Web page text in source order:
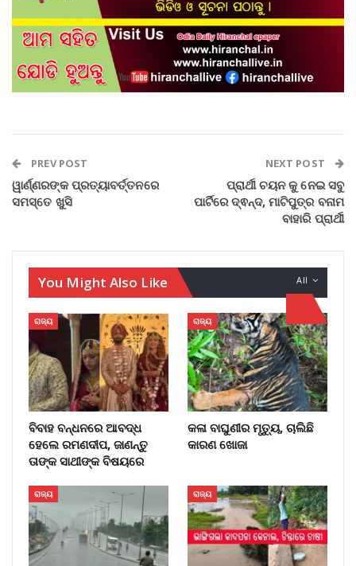
PREV POST
ୱାର୍ଣ୍ଣରଙ୍କ ପ୍ରତ୍ୟାବର୍ତ୍ତନରେ
ସମସ୍ତେ ଖୁସି
NEXT POST
ପ୍ରାର୍ଥୀ ଚୟନ କୁ ନେଇ ସବୁ
ପାର୍ଟିରେ ଦ୍ଵନ୍ଦ, ମାଟିପୁତ୍ର ବନାମ
ବାହାରି ପ୍ରାର୍ଥୀ
All
You Might Also Like
ରାଜ୍ୟ
ବିବାହ ବନ୍ଧନରେ ଆବଦ୍ଧ
ହେଲେ ରମଣଦୀପ, ଜାଣନ୍ତୁ
ତାଙ୍କ ସାଥୀଙ୍କ ବିଷୟରେ
ରାଜ୍ୟ
କଳା ବାଘୁଣୀର ମୃତ୍ୟୁ, ଚାଲିଛି
କାରଣ ଖୋଜା
ରାଜ୍ୟ ରାଜ୍ୟ